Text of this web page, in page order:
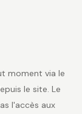
moment via le
le site. Le
l'accès aux